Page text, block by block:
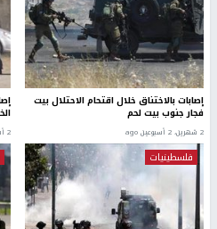
إصابات بالاختناق خلال اقتحام الاحتلال بيت
فجار جنوب بيت لحم
2 شهرين، 2 أسبوعين ago 2 أسبوعين، 2 يومان ago
فلسطينيات